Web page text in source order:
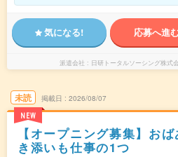
気になる! 応募へ進
派遣会社 日研トータルソーシング株
未読
NEW
掲載日 2026/08/07
【オープニング募集】お
き添いも仕事の1つ